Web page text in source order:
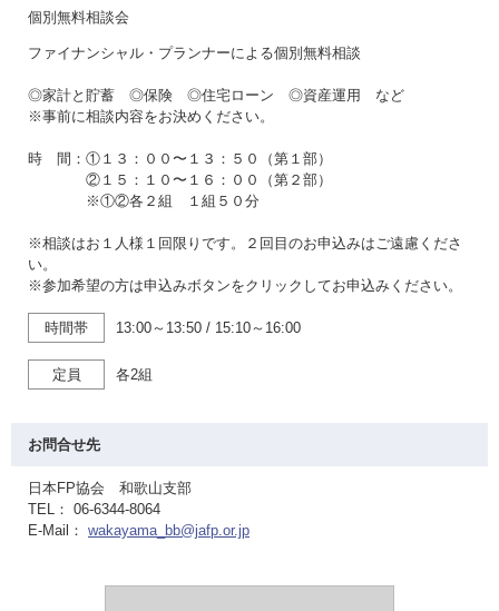
個別無料相談会
ファイナンシャル・プランナーによる個別無料相談
◎家計と貯蓄 ◎保険 ◎住宅ローン ◎資産運用 など
※事前に相談内容をお決めください。
時 間：①１３：００〜１３：５０（第１部）
②１５：１０〜１６：００（第２部）
※①②各２組 １組５０分
※相談はお１人様１回限りです。２回目のお申込みはご遠慮くださ
い。
※参加希望の方は申込みボタンをクリックしてお申込みください。
時間帯 13:00～13:50 / 15:10～16:00
定員 各2組
お問合せ先
日本FP協会 和歌山支部
TEL： 06-6344-8064
E-Mail： wakayama_bb@jafp.or.jp